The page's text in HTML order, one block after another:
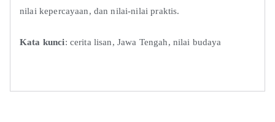
nilai kepercayaan, dan nilai-nilai praktis.
Kata kunci: cerita lisan, Jawa Tengah, nilai budaya